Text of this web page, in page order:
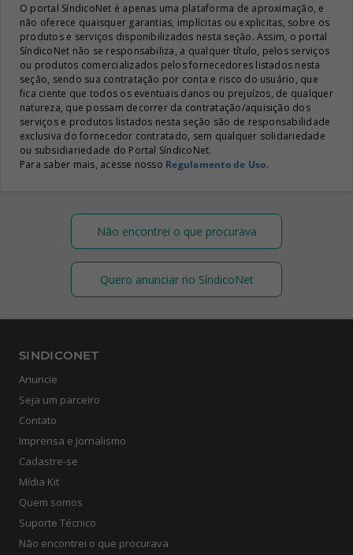
O portal SíndicoNet é apenas uma plataforma de aproximação, e
não oferece quaisquer garantias, implícitas ou explicitas, sobre os
produtos e serviços disponibilizados nesta seção. Assim, o portal
SíndicoNet não se responsabiliza, a qualquer título, pelos serviços
ou produtos comercializados pelos fornecedores listados nesta
seção, sendo sua contratação por conta e risco do usuário, que
fica ciente que todos os eventuais danos ou prejuízos, de qualquer
natureza, que possam decorrer da contratação/aquisição dos
serviços e produtos listados nesta seção são de responsabilidade
exclusiva do fornecedor contratado, sem qualquer solidariedade
ou subsidiariedade do Portal SíndicoNet.
Para saber mais, acesse nosso Regulamento de Uso.
Não encontrei o que procurava
Quero anunciar no SíndicoNet
SINDICONET
Anuncie
Seja um parceiro
Contato
Imprensa e Jornalismo
Cadastre-se
Mídia Kit
Quem somos
Suporte Técnico
Não encontrei o que procurava